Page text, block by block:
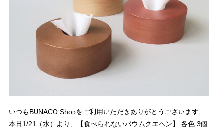
いつもBUNACO Shopをご利用いただきありがとうございます。
本日1/21（水）より、【食べられないバウムクエヘン】 各色 3個